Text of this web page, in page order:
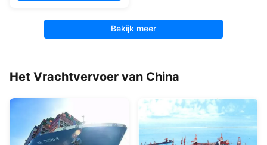
Bekijk meer
Het Vrachtvervoer van China